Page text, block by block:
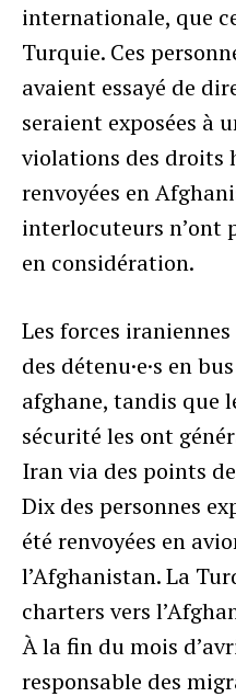
internationale, que
Turquie. Ces
avaient essayé de
seraient exposées à
violations des droits
renvoyées en
interlocuteurs n’ont
en considération.
Les forces
des détenu·e·s en
afghane, tandis que
sécurité les ont
Iran via des points
Dix des personnes
été renvoyées en
l’Afghanistan. La
charters vers
À la fin du mois
responsable des